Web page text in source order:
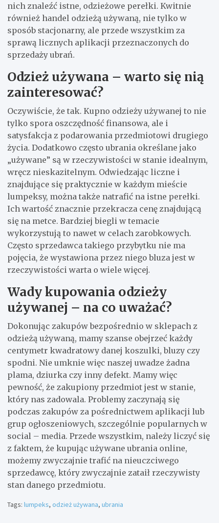
nich znaleźć istne, odzieżowe perełki. Kwitnie
również handel odzieżą używaną, nie tylko w
sposób stacjonarny, ale przede wszystkim za
sprawą licznych aplikacji przeznaczonych do
sprzedaży ubrań.
Odzież używana – warto się nią
zainteresować?
Oczywiście, że tak. Kupno odzieży używanej to nie
tylko spora oszczędność finansowa, ale i
satysfakcja z podarowania przedmiotowi drugiego
życia. Dodatkowo często ubrania określane jako
„używane” są w rzeczywistości w stanie idealnym,
wręcz nieskazitelnym. Odwiedzając liczne i
znajdujące się praktycznie w każdym mieście
lumpeksy, można także natrafić na istne perełki.
Ich wartość znacznie przekracza cenę znajdującą
się na metce. Bardziej biegli w temacie
wykorzystują to nawet w celach zarobkowych.
Często sprzedawca takiego przybytku nie ma
pojęcia, że wystawiona przez niego bluza jest w
rzeczywistości warta o wiele więcej.
Wady kupowania odzieży
używanej – na co uważać?
Dokonując zakupów bezpośrednio w sklepach z
odzieżą używaną, mamy szanse obejrzeć każdy
centymetr kwadratowy danej koszulki, bluzy czy
spodni. Nie umknie więc naszej uwadze żadna
plama, dziurka czy inny defekt. Mamy więc
pewność, że zakupiony przedmiot jest w stanie,
który nas zadowala. Problemy zaczynają się
podczas zakupów za pośrednictwem aplikacji lub
grup ogłoszeniowych, szczególnie popularnych w
social – media. Przede wszystkim, należy liczyć się
z faktem, że kupując używane ubrania online,
możemy zwyczajnie trafić na nieuczciwego
sprzedawcę, który zwyczajnie zataił rzeczywisty
stan danego przedmiotu.
Tags: lumpeks, odzież używana, ubrania